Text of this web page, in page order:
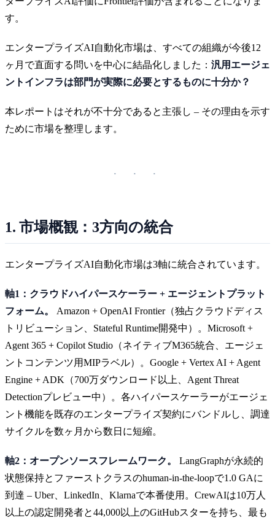
す。
エンタープライズAI自動化市場は、すべての組織が今後12
ヶ月で直面する問いを中心に結晶化しました： 汎用エージェ
ントインフラは部門が実際に必要とするものに十分か？
本レポートはそれが不十分であると主張し – その理由を示す
ために市場を整理します。
1. 市場概観：3方向の統合
エンタープライズAI自動化市場は3軸に統合されています。
軸1：クラウドハイパースケーラー + エージェントプラット
フォーム。
Amazon + OpenAI Frontier（独占クラウドディス
トリビューション、Stateful Runtime開発中）。Microsoft +
Agent 365 + Copilot Studio（ネイティブM365統合、エージェ
ントコンテンツ用MIPラベル）。Google + Vertex AI + Agent
Engine + ADK（700万ダウンロード以上、Agent Threat
Detectionプレビュー中）。各ハイパースケーラーがエージェ
ント機能を既存のエンタープライズ契約にバンドルし、調達
サイクルを数ヶ月から数日に短縮。
軸2：オープンソースフレームワーク。
LangGraphが永続的
状態保持とファーストクラスのhuman-in-the-loopで1.0 GAに
到達 – Uber、LinkedIn、Klarnaで本番使用。CrewAIは10万人
以上の認定開発者と44,000以上のGitHubスターを持ち、最も